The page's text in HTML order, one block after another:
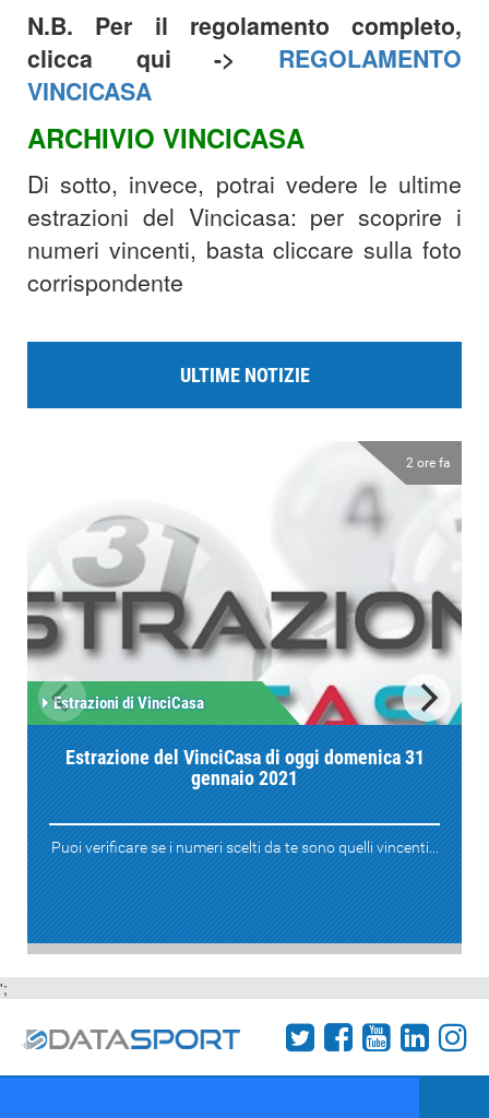
N.B. Per il regolamento completo,
clicca qui -> REGOLAMENTO
VINCICASA
ARCHIVIO VINCICASA
Di sotto, invece, potrai vedere le ultime
estrazioni del Vincicasa: per scoprire i
numeri vincenti, basta cliccare sulla foto
corrispondente
ULTIME NOTIZIE
2 ore fa
Estrazioni di VinciCasa
Estrazione del VinciCasa di oggi domenica 31
gennaio 2021
Puoi verificare se i numeri scelti da te sono quelli vincenti...
';